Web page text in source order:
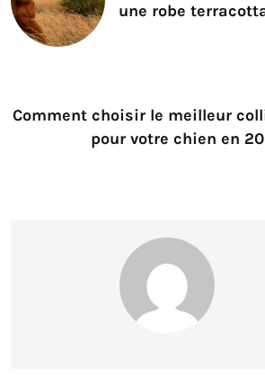
une robe
Comment choisir le meilleur
pour votre chien en